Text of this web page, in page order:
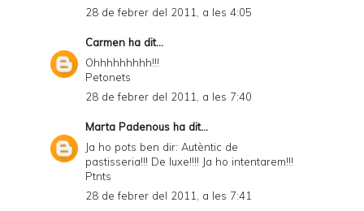
28 de febrer del 2011, a les 4:05
Carmen ha dit...
Ohhhhhhhhh!!!
Petonets
28 de febrer del 2011, a les 7:40
Marta Padenous ha dit...
Ja ho pots ben dir: Autèntic de
pastisseria!!! De luxe!!!! Ja ho intentarem!!!
Ptnts
28 de febrer del 2011, a les 7:41